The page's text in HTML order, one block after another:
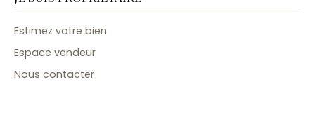
Estimez votre bien
Espace vendeur
Nous contacter